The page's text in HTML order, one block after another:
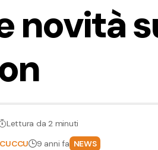
novità
9 anni fa NEWS
Lettura da 2 minuti